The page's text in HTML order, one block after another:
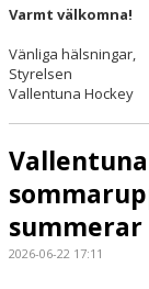
Varmt välkomna!
Vänliga hälsningar,
Styrelsen
Vallentuna Hockey
summerar
2026-06-22 17:11